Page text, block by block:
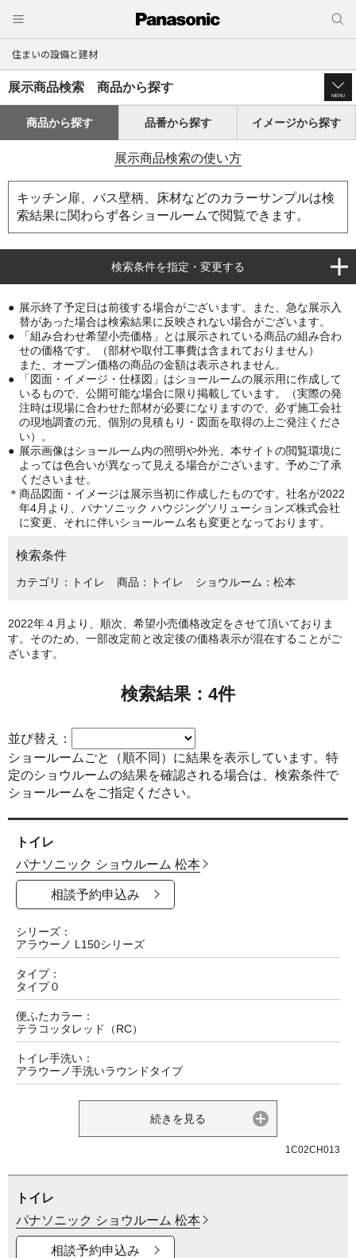
住まいの設備と建材
展示商品検索 商品から探す
MENU
商品から探す 品番から探す イメージから探す
展示商品検索の使い方
キッチン扉、バス壁柄、床材などのカラーサンプルは検
索結果に関わらず各ショールームで閲覧できます。
検索条件を指定・変更する
展示終了予定日は前後する場合がございます。また、急な展示入
替があった場合は検索結果に反映されない場合がございます。
「組み合わせ希望小売価格」とは展示されている商品の組み合わ
せの価格です。（部材や取付工事費は含まれておりません）
また、オープン価格の商品の金額は表示されません。
「図面・イメージ・仕様図」はショールームの展示用に作成して
いるもので、公開可能な場合に限り掲載しています。（実際の発
注時は現場に合わせた部材が必要になりますので、必ず施工会社
の現地調査の元、個別の見積もり・図面を取得の上ご発注くださ
い）。
展示画像はショールーム内の照明や外光、本サイトの閲覧環境に
よっては色合いが異なって見える場合がございます。予めご了承
くださいませ。
商品図面・イメージは展示当初に作成したものです。社名が2022
年4月より、パナソニック ハウジングソリューションズ株式会社
に変更、それに伴いショールーム名も変更となっております。
検索条件
カテゴリ トイレ 商品 トイレ ショウルーム 松本
2022年４月より、順次、希望小売価格改定をさせて頂いておりま
す。そのため、一部改定前と改定後の価格表示が混在することがご
ざいます。
検索結果： 4件
並び替え
ショールームごと（順不同）に結果を表示しています。特
定のショウルームの結果を確認される場合は、検索条件で
ショールームをご指定ください。
トイレ
パナソニック ショウルーム 松本
相談予約申込み
シリーズ
アラウーノ L150シリーズ
タイプ
タイプ０
便ふたカラー
テラコッタレッド（RC）
トイレ手洗い
アラウーノ手洗いラウンドタイプ
続きを見る
1C02CH013
トイレ
パナソニック ショウルーム 松本
相談予約申込み